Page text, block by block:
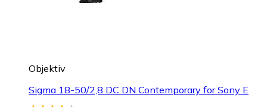
Objektiv
Sigma 18-50/2,8 DC DN Contemporary for Sony E